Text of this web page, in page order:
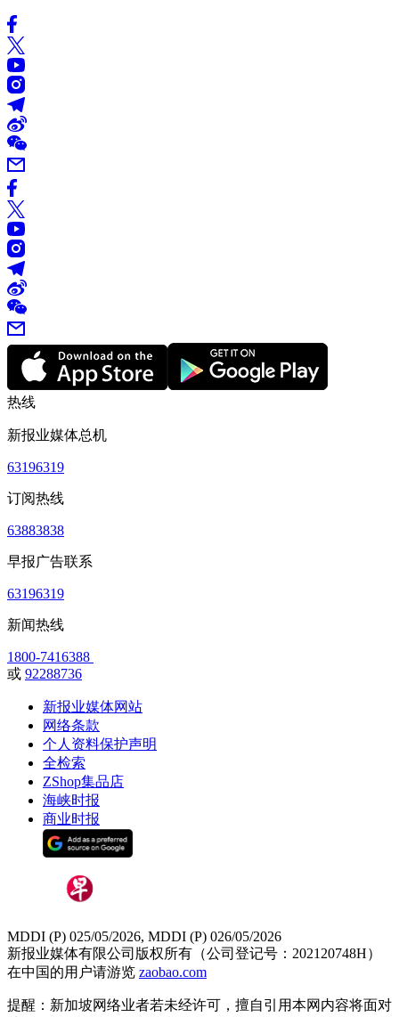
热线
新报业媒体总机
63196319
订阅热线
63883838
早报广告联系
63196319
新闻热线
1800-7416388
或 92288736
新报业媒体网站
网络条款
个人资料保护声明
全检索
ZShop集品店
海峡时报
商业时报
MDDI (P) 025/05/2026, MDDI (P) 026/05/2026
新报业媒体有限公司版权所有（公司登记号：202120748H）
在中国的用户请游览 zaobao.com
提醒：新加坡网络业者若未经许可，擅自引用本网内容将面对